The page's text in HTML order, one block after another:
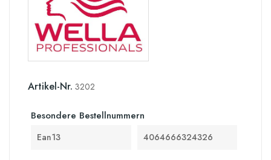
Artikel-Nr. 3202
Besondere Bestellnummern
Ean13 4064666324326